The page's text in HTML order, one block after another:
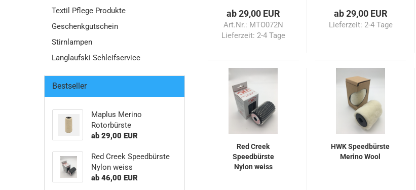
ab 29,00 EUR
Art.Nr.: MTO072N
Lieferzeit: 2-4 Tage
ab 29,00 EUR
Lieferzeit: 2-4 Tage
Red Creek
Speedbürste
Nylon weiss
HWK Speedbürste
Merino Wool
Textil Pflege Produkte
Geschenkgutschein
Stirnlampen
Langlaufski Schleifservice
Bestseller
Maplus Merino
Rotorbürste
ab 29,00 EUR
Red Creek Speedbürste
Nylon weiss
ab 46,00 EUR